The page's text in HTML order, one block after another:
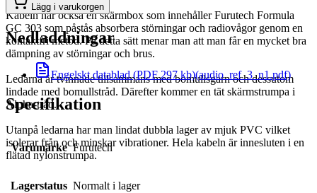
Kabeln har också en skärmbox som innehåller Furutech Formula
GC 303 som påstås absorbera störningar och radiovågor genom en
kontaktfri metod. På detta sätt menar man att man får en mycket bra
dämpning av störningar och brus.
Ledarna är tvinnade tillsammans med bomullsgarn och dessutom
lindade med bomullstråd. Därefter kommer en tät skärmstrumpa i
Alpha-tråd.
Utanpå ledarna har man lindat dubbla lager av mjuk PVC vilket
isolerar från och minskar vibrationer. Hela kabeln är innesluten i en
flätad nylonstrumpa.
Lägg i varukorgen
Nedladdningar
Engelskt datablad (PDF 297 kb)(audio_ref_3_n1.pdf)
Specifikation
Varumärke Furutech
Lagerstatus Normalt i lager